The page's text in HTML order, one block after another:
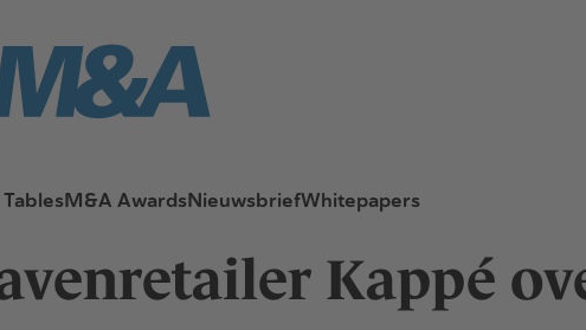
M&A AwardsNieuwsbriefWhitepapers
Kappé